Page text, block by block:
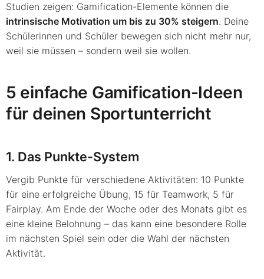
Studien zeigen: Gamification-Elemente können die
intrinsische Motivation um bis zu 30% steigern. Deine
Schülerinnen und Schüler bewegen sich nicht mehr nur,
weil sie müssen – sondern weil sie wollen.
5 einfache Gamification-Ideen
für deinen Sportunterricht
1. Das Punkte-System
Vergib Punkte für verschiedene Aktivitäten: 10 Punkte
für eine erfolgreiche Übung, 15 für Teamwork, 5 für
Fairplay. Am Ende der Woche oder des Monats gibt es
eine kleine Belohnung – das kann eine besondere Rolle
im nächsten Spiel sein oder die Wahl der nächsten
Aktivität.